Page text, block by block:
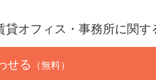
貸オフィス・事務所に関す
せる （無料）